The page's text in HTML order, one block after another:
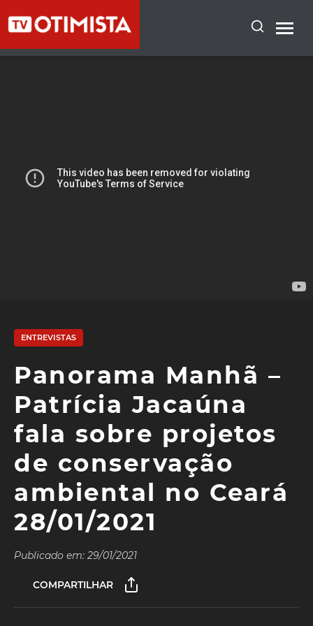
ENTREVISTAS
Panorama Manhã –
Patrícia Jacaúna
fala sobre projetos
de conservação
ambiental no Ceará
28/01/2021
Publicado em: 29/01/2021
COMPARTILHAR